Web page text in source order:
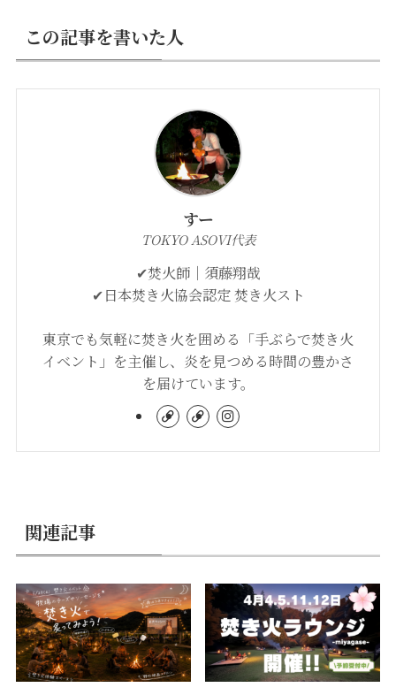
この記事を書いた人
すー
TOKYO ASOVI代表
✔︎焚火師｜須藤翔哉
✔︎日本焚き火協会認定 焚き火スト
東京でも気軽に焚き火を囲める「手ぶらで焚き火
イベント」を主催し、炎を見つめる時間の豊かさ
を届けています。
関連記事